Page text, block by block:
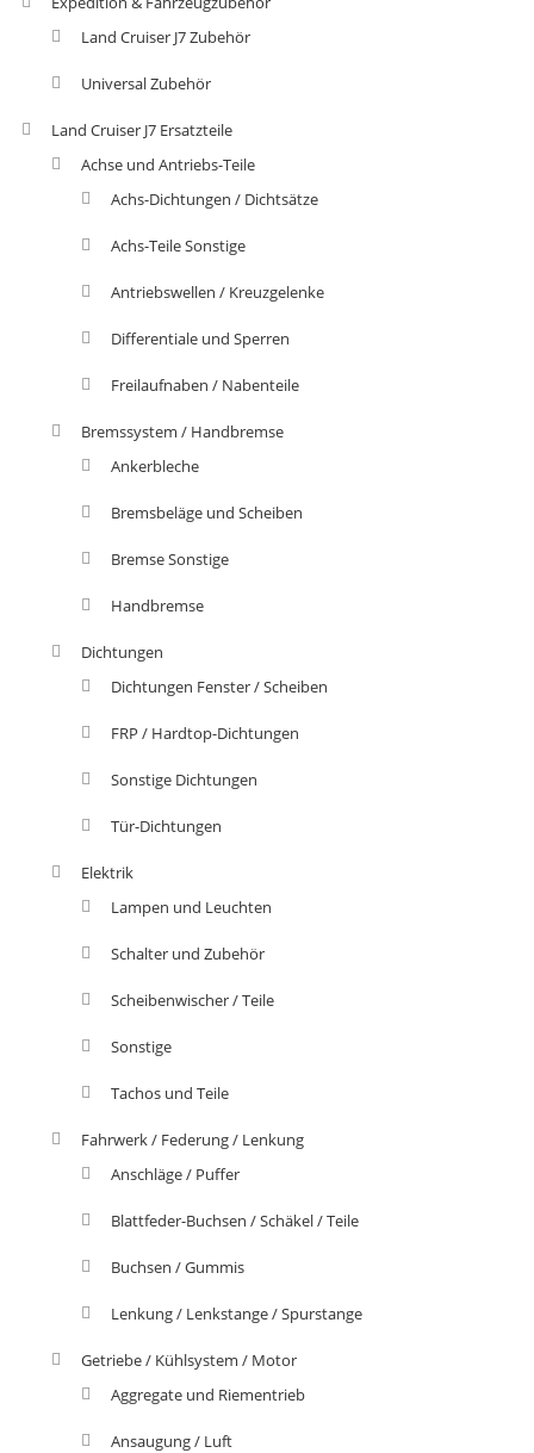
Land Cruiser J7 Zubehör
Universal Zubehör
Land Cruiser J7 Ersatzteile
Achse und Antriebs-Teile
Achs-Dichtungen / Dichtsätze
Achs-Teile Sonstige
Antriebswellen / Kreuzgelenke
Differentiale und Sperren
Freilaufnaben / Nabenteile
Bremssystem / Handbremse
Ankerbleche
Bremsbeläge und Scheiben
Bremse Sonstige
Handbremse
Dichtungen
Dichtungen Fenster / Scheiben
FRP / Hardtop-Dichtungen
Sonstige Dichtungen
Tür-Dichtungen
Elektrik
Lampen und Leuchten
Schalter und Zubehör
Scheibenwischer / Teile
Sonstige
Tachos und Teile
Fahrwerk / Federung / Lenkung
Anschläge / Puffer
Blattfeder-Buchsen / Schäkel / Teile
Buchsen / Gummis
Lenkung / Lenkstange / Spurstange
Getriebe / Kühlsystem / Motor
Aggregate und Riementrieb
Ansaugung / Luft